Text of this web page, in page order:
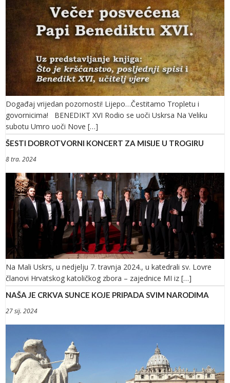
Događaj vrijedan pozornosti! Lijepo…Čestitamo Tropletu i
govornicima! BENEDIKT XVI Rodio se uoči Uskrsa Na Veliku
subotu Umro uoči Nove […]
ŠESTI DOBROTVORNI KONCERT ZA MISIJE U TROGIRU
8 tra. 2024
Na Mali Uskrs, u nedjelju 7. travnja 2024., u katedrali sv. Lovre
članovi Hrvatskog katoličkog zbora – zajednice MI iz […]
NAŠA JE CRKVA SUNCE KOJE PRIPADA SVIM NARODIMA
27 sij. 2024